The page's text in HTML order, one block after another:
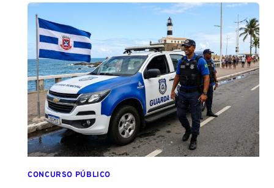
SAI
DA
ESCOLA
FORMADO
EM
DIREITO
CONCURSO PÚBLICO